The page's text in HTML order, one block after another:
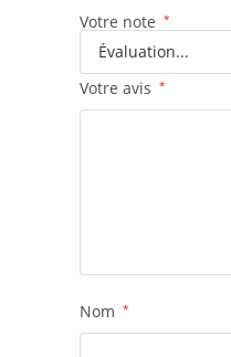
Votre note *
Votre avis *
Nom *